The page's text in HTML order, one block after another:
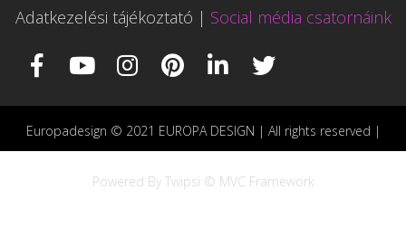
Adatkezelési tájékoztató | Social média csatornáink
Europadesign © 2021 EUROPA DESIGN | All rights reserved |
Powered By Twipsi © MVC Framework